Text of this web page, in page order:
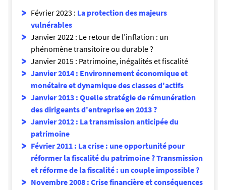
Février 2023 : La protection des majeurs
vulnérables
Janvier 2022 : Le retour de l’inflation : un
phénomène transitoire ou durable ?
Janvier 2015 : Patrimoine, inégalités et fiscalité
Janvier 2014 : Environnement économique et
monétaire et dynamique des classes d'actifs
Janvier 2013 : Quelle stratégie de rémunération
des dirigeants d'entreprise en 2013 ?
Janvier 2012 : La transmission anticipée du
patrimoine
Février 2011 : La crise : une opportunité pour
réformer la fiscalité du patrimoine ? Transmission
et réforme de la fiscalité : un couple impossible ?
Novembre 2008 : Crise financière et conséquences